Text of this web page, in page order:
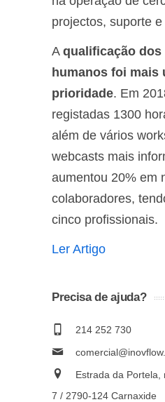
projectos, suporte
A qualificação
humanos foi mais
prioridade. Em
registadas 1300
além de vários
webcasts mais
aumentou 20% em
colaboradores,
cinco profissionais.
Ler Artigo
Precisa de ajuda?
214 252 730
Estrada da Portela,
7 / 2790-124 Carnaxide